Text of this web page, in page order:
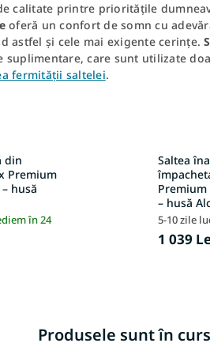
calitate printre prioritățile
oferă un confort de somn cu
astfel și cele mai exigente cerințe.
care sunt utilizate
fermității saltelei.
din
Premium
husă
în 24
Saltea
Premium
– husă
5-10 zile
1 039
Produsele sunt în